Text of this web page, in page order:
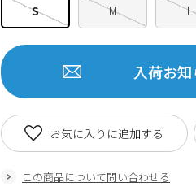
S M L
入荷お
この商品について問い合わせる
お気に入りに追加する